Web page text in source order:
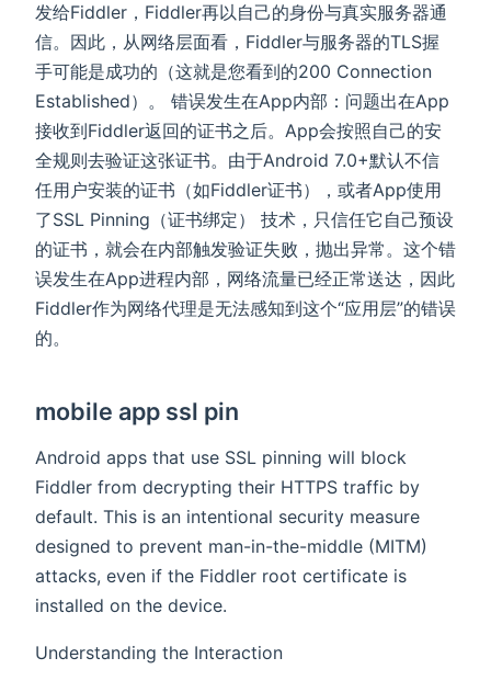
发给Fiddler，Fiddler再以自己的身份与真实服务器通
信。因此，从网络层面看，Fiddler与服务器的TLS握
手可能是成功的（这就是您看到的200 Connection
Established）。 错误发生在App内部：问题出在App
接收到Fiddler返回的证书之后。App会按照自己的安
全规则去验证这张证书。由于Android 7.0+默认不信
任用户安装的证书（如Fiddler证书），或者App使用
了SSL Pinning（证书绑定）​ 技术，只信任它自己预设
的证书，就会在内部触发验证失败，抛出异常。这个错
误发生在App进程内部，网络流量已经正常送达，因此
Fiddler作为网络代理是无法感知到这个“应用层”的错误
的。
mobile app ssl pin
Android apps that use SSL pinning will block
Fiddler from decrypting their HTTPS traffic by
default. This is an intentional security measure
designed to prevent man-in-the-middle (MITM)
attacks, even if the Fiddler root certificate is
installed on the device.
Understanding the Interaction